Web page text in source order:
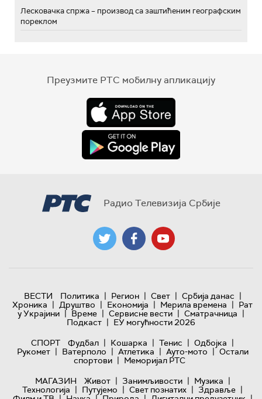
Лесковачка спржа – производ са заштићеним географским
пореклом
Преузмите РТС мобилну апликацију
Радио Телевизија Србије
ВЕСТИ Политика | Регион | Свет | Србија данас |
Хроника | Друштво | Економија | Мерила времена | Рат
у Украјини | Време | Сервисне вести | Сматрачница |
Подкаст | ЕУ могућности 2026
СПОРТ
Фудбал | Кошарка | Тенис | Одбојка |
Рукомет | Ватерполо | Атлетика | Ауто-мото | Остали
спортови | Меморијал РТС
МАГАЗИН
Живот | Занимљивости | Музика |
Технологијa | Путујемо | Свет познатих | Здравље |